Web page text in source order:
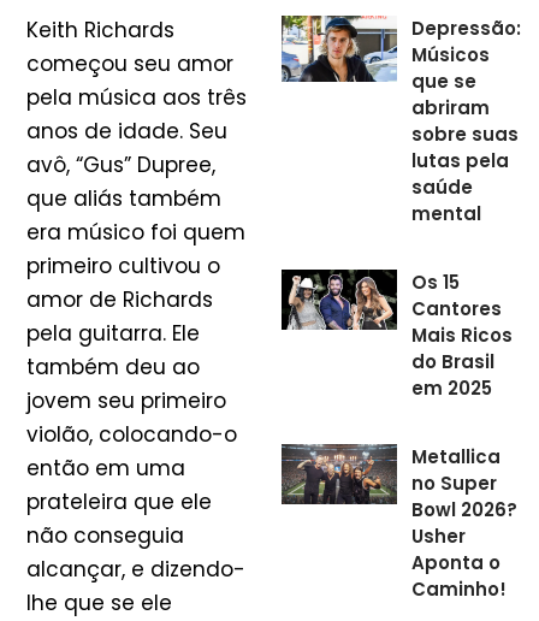
Keith Richards
começou seu amor
pela música aos três
anos de idade. Seu
avô, “Gus” Dupree,
que aliás também
era músico foi quem
primeiro cultivou o
amor de Richards
pela guitarra. Ele
também deu ao
jovem seu primeiro
violão, colocando-o
então em uma
prateleira que ele
não conseguia
alcançar, e dizendo-
lhe que se ele
Depressão:
Músicos
que se
abriram
sobre suas
lutas pela
saúde
mental
Os 15
Cantores
Mais Ricos
do Brasil
em 2025
Metallica
no Super
Bowl 2026?
Usher
Aponta o
Caminho!